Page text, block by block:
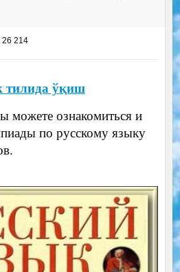
26 214
тилида ўқиш
можете ознакомиться и
по русскому языку